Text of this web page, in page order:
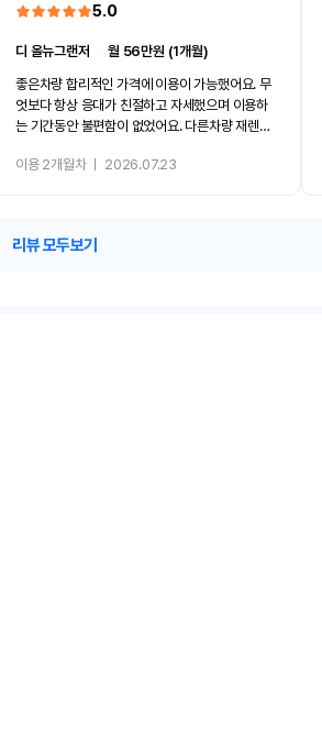
5.0
디 올뉴그랜저 ㅣ월 56만원 (1개월)
좋은차량 합리적인 가격에 이용이 가능했어요. 무
엇보다 항상 응대가 친절하고 자세했으며 이용하
는 기간동안 불편함이 없었어요. 다른차량 재렌트
카 렌트 고민없이 강추합니다!!
이용 2개월차ㅣ 2026.07.23
리뷰 모두보기